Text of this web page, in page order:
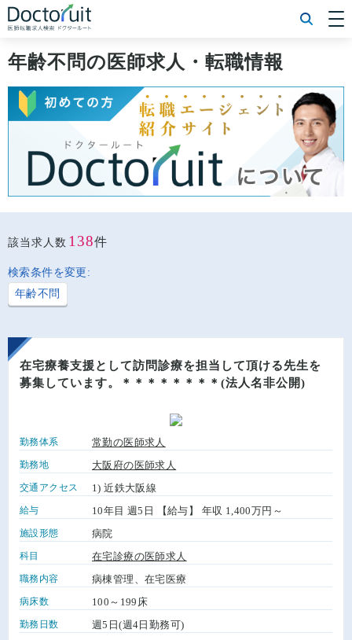
[常勤] 科目から探す
[常勤] 特徴から探す
[非常勤] 科目から探す
[非常勤] 特徴から探す
Doctoruit医師転職特集
Doctoruitについて
運営者情報
プライバシーポリシー
年齢不問の医師求人・転職情報
該当求人数 138件
検索条件を変更:
年齢不問
在宅療養支援として訪問診療を担当して頂ける先生を
募集しています。＊＊＊＊＊＊＊＊(法人名非公開)
勤務体系 常勤の医師求人
勤務地 大阪府の医師求人
交通アクセス 1) 近鉄大阪線
給与 10年目 週5日 【給与】 年収 1,400万円～
施設形態 病院
科目 在宅診療の医師求人
職務内容 病棟管理、在宅医療
病床数 100～199床
勤務日数 週5日(週4日勤務可)